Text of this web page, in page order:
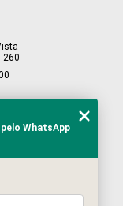
260
4901-6045
WhatsApp